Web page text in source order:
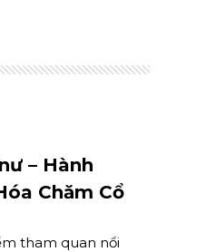
– Hành
Chăm Cổ
tham quan nổi